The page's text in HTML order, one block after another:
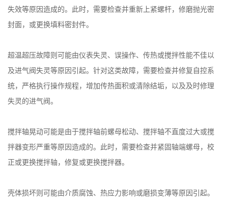
失效等原因造成的。此时，需要检查并重新上紧螺杆，修磨抛光密
封面，或更换填料密封件。
超温超压故障则可能由仪表失灵、误操作、传热或搅拌性能不佳以
及进气阀失灵等原因引起。针对这类故障，需要检查并修复自控系
统，严格执行操作规程，增加传热面积或清除结垢，以及及时修理
失灵的进气阀。
搅拌轴晃动可能是由于搅拌轴前螺母松动、搅拌轴不直度过大或搅
拌器变形严重等原因造成的。此时，需要检查并紧固轴端螺母，校
正或更换搅拌轴，修复或更换搅拌器。
壳体损坏则可能由介质腐蚀、热应力影响或磨损变薄等原因引起。